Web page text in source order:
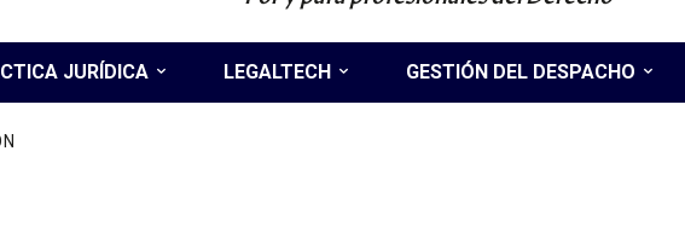
JURÍDICA LEGALTECH GESTIÓN DEL DESPACHO